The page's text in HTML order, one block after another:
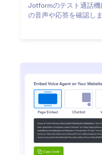
Jotformのテスト通話機
の音声や応答を確認しま